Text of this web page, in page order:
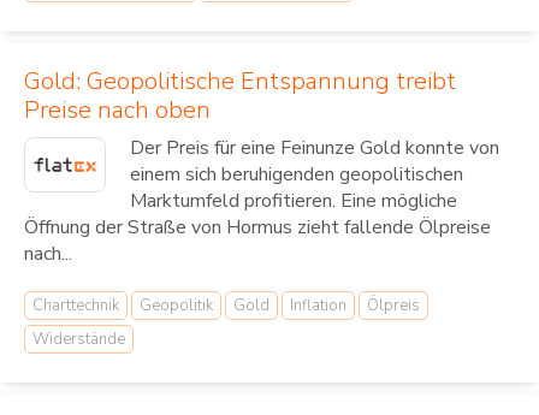
Gold: Geopolitische Entspannung treibt
Preise nach oben
Der Preis für eine Feinunze Gold konnte von
einem sich beruhigenden geopolitischen
Marktumfeld profitieren. Eine mögliche
Öffnung der Straße von Hormus zieht fallende Ölpreise
nach...
Charttechnik Geopolitik Gold Inflation
Ölpreis
Widerstände